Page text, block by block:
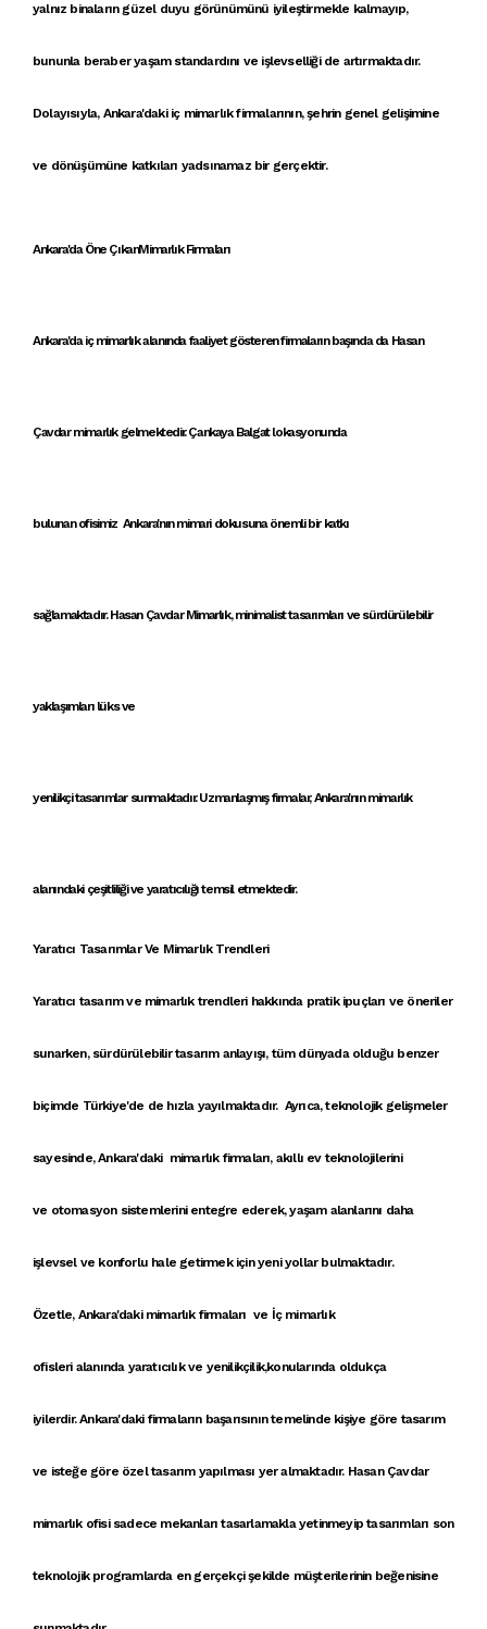
yalnız binaların güzel duyu görünümünü iyileştirmekle kalmayıp,
bununla beraber yaşam standardını ve işlevselliği de artırmaktadır.
Dolayısıyla, Ankara'daki iç mimarlık firmalarının, şehrin genel gelişimine
ve dönüşümüne katkıları yadsınamaz bir gerçektir.
Ankara'da Öne ÇıkanMimarlık Firmaları
Ankara'da iç mimarlık alanında faaliyet gösterenfirmaların başında da Hasan
Çavdar mimarlıkgelmektedir.Çankaya Balgatlokasyonunda
bulunanofisimiz Ankara'nın mimari dokusuna önemli bir katkı
sağlamaktadır.Hasan Çavdar Mimarlık,minimalist tasarımları ve sürdürülebilir
yaklaşımları lüks ve
yenilikçitasarımlarsunmaktadır.Uzmanlaşmış firmalar,Ankara'nın mimarlık
alanındaki çeşitliliği ve yaratıcılığıtemsil etmektedir.
Yaratıcı Tasarımlar Ve Mimarlık Trendleri
Yaratıcı tasarımve mimarlık trendlerihakkında pratik ipuçları ve öneriler
sunarken,sürdürülebilir tasarım anlayışı, tüm dünyada olduğu benzer
biçimde Türkiye'de de hızla yayılmaktadır. Ayrıca, teknolojik gelişmeler
sayesinde,Ankara'daki mimarlık firmaları, akıllı ev teknolojilerini
ve otomasyon sistemlerini entegre ederek, yaşam alanlarını daha
işlevsel ve konforlu hale getirmek için yeni yollar bulmaktadır.
Özetle, Ankara'daki mimarlık firmaları ve İç mimarlık
ofisleri alanında yaratıcılık ve yenilikçilik,konularında oldukça
iyilerdir. Ankara'daki firmalarınbaşarısının temelinde kişiye göre tasarım
ve isteğe göre özel tasarımyapılması yer almaktadır. Hasan Çavdar
mimarlık ofisisadece mekanları tasarlamakla yetinmeyiptasarımları son
teknolojik programlarda en gerçekçi şekilde müşterilerinin beğenisine